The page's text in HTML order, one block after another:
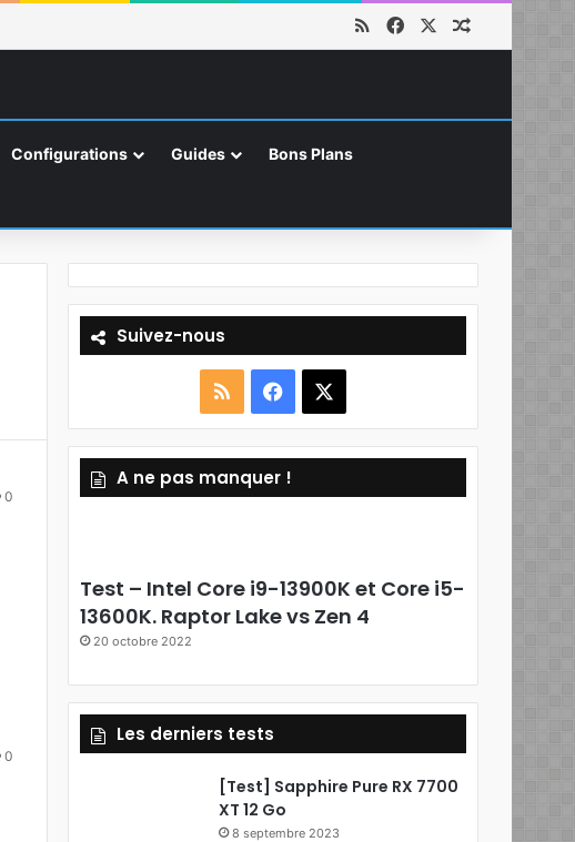
RSS Facebook
Configurations Guides Bons Plans
0
0
Suivez-nous
S
S
a
c
o
k
A ne pas manquer !
Test – Intel Core i9-13900K et Core i5-
13600K. Raptor Lake vs Zen 4
20 octobre 2022
Les derniers tests
[Test] Sapphire Pure RX 7700
XT 12 Go
8 septembre 2023